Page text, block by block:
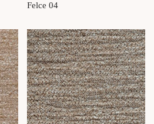
Felce 04